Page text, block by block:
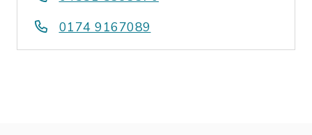
0174 9167089